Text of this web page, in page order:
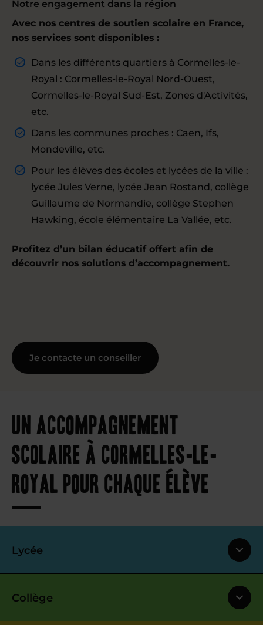
Notre engagement dans la région
Avec nos centres de soutien scolaire en France,
nos services sont disponibles :
Dans les différents quartiers à Cormelles-le-
Royal : Cormelles-le-Royal Nord-Ouest,
Cormelles-le-Royal Sud-Est, Zones d'Activités,
etc.
Dans les communes proches : Caen, Ifs,
Mondeville, etc.
Pour les élèves des écoles et lycées de la ville :
lycée Jules Verne, lycée Jean Rostand, collège
Guillaume de Normandie, collège Stephen
Hawking, école élémentaire La Vallée, etc.
Profitez d’un bilan éducatif offert afin de
découvrir nos solutions d’accompagnement.
Je contacte un conseiller
Un accompagnement
scolaire à Cormelles-le-
Royal pour chaque élève
Lycée
Collège